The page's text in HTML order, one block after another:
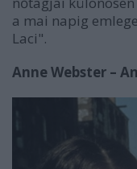
a mai napig
Laci".
Anne Webster –